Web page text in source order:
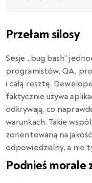
Przełam silosy
Sesje „bug bash”
programistów, QA,
i całą resztę.
faktycznie używa
odkrywają, co
warunkach. Takie
zorientowaną na
odpowiedzialny, a nie
Podnieś morale